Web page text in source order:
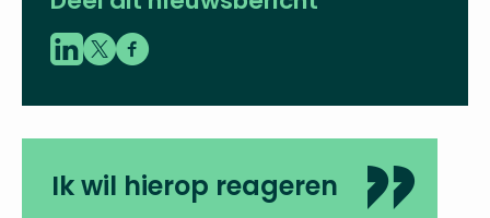
Ik wil hierop reageren